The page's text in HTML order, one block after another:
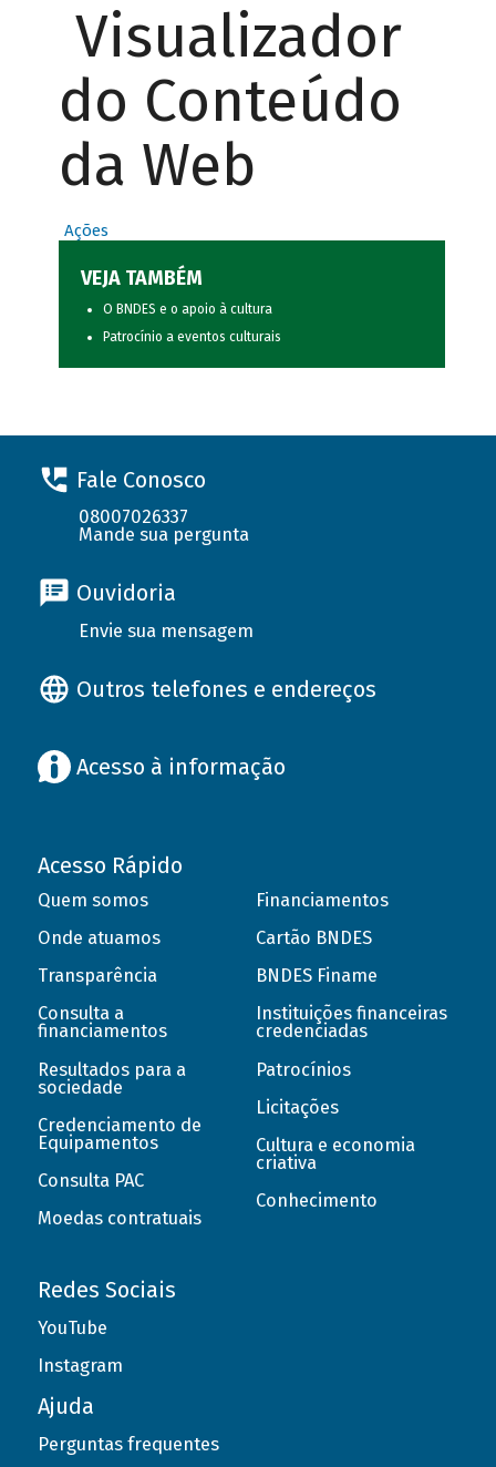
Visualizador
do Conteúdo
da Web
Ações
VEJA TAMBÉM
O BNDES e o apoio à cultura
Patrocínio a eventos culturais
Fale Conosco
08007026337
Mande sua pergunta
Ouvidoria
Envie sua mensagem
Outros telefones e endereços
Acesso à informação
Acesso Rápido
Quem somos
Onde atuamos
Transparência
Consulta a
financiamentos
Resultados para a
sociedade
Credenciamento de
Equipamentos
Consulta PAC
Moedas contratuais
Financiamentos
Cartão BNDES
BNDES Finame
Instituições financeiras
credenciadas
Patrocínios
Licitações
Cultura e economia
criativa
Conhecimento
Redes Sociais
YouTube
Instagram
Ajuda
Perguntas frequentes